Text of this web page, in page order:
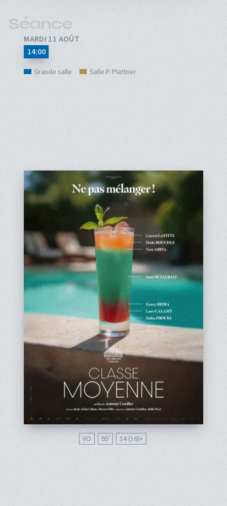
Séance
MARDI 11 AOÛT
14:00
Grande salle Salle P. Plattner
VO 95' 14 (16)